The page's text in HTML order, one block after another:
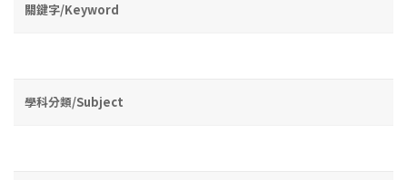
關鍵字/Keyword
學科分類/Subject